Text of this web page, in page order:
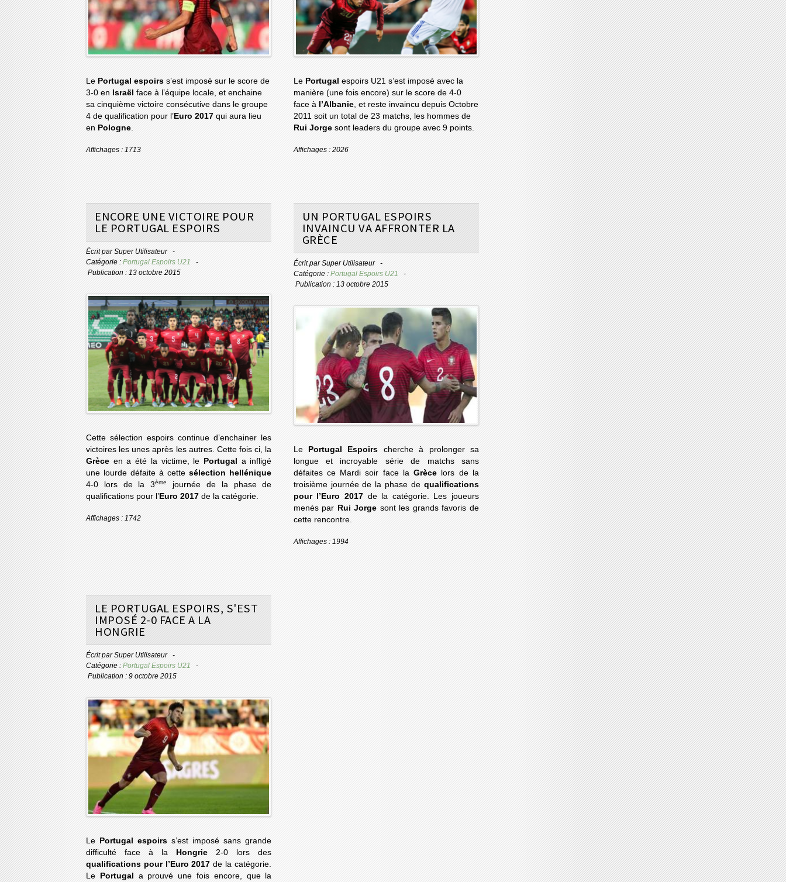
Le Portugal espoirs s’est imposé sur le score de
3-0 en Israël face à l’équipe locale, et enchaine
sa cinquième victoire consécutive dans le groupe
4 de qualification pour l’ Euro 2017 qui aura lieu
en Pologne.
Affichages : 1713
Le Portugal espoirs U21 s’est imposé avec la
manière (une fois encore) sur le score de 4-0
face à l’Albanie, et reste invaincu depuis Octobre
2011 soit un total de 23 matchs, les hommes de
Rui Jorgesont leaders du groupe avec 9 points.
Affichages : 2026
ENCORE UNE VICTOIRE POUR
LE PORTUGAL ESPOIRS
Écrit parSuper Utilisateur
Catégorie : Portugal Espoirs U21
Publication : 13 octobre 2015
Cette sélection espoirs continue d’enchainer les
victoires les unes après les autres. Cette fois ci, la
Grèce en a été la victime, le Portugal a infligé
une lourde défaite à cettesélection hellénique
4-0 lors de la 3ème
journée de la phase de
qualifications pour l’Euro 2017 de la catégorie.
Affichages : 1742
UN PORTUGAL ESPOIRS
INVAINCU VA AFFRONTER LA
GRÈCE
Écrit parSuper Utilisateur
Catégorie : Portugal Espoirs U21
Publication : 13 octobre 2015
Le Portugal Espoirs cherche à prolonger sa
longue et incroyable série de matchs sans
défaites ce Mardi soir face laGrèce lors de la
troisième journée de la phase de qualifications
pour l’Euro 2017 de la catégorie. Les joueurs
menés par Rui Jorge sont les grands favoris de
cette rencontre.
Affichages : 1994
LE PORTUGAL ESPOIRS, S'EST
IMPOSÉ 2-0 FACE A LA
HONGRIE
Écrit parSuper Utilisateur
Catégorie : Portugal Espoirs U21
Publication : 9 octobre 2015
Le Portugal espoirs s’est imposé sans grande
difficulté face à la
Hongrie2-0 lors des
qualifications pour l’Euro 2017 de la catégorie.
Le
Portugal a prouvé une fois encore, que la